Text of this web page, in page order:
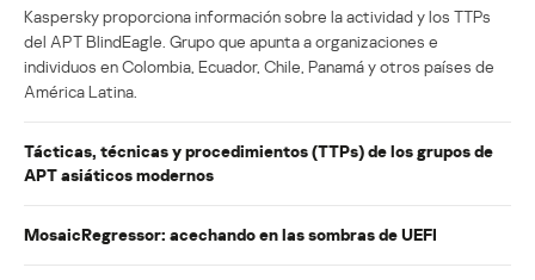
Kaspersky proporciona información sobre la actividad y los TTPs
del APT BlindEagle. Grupo que apunta a organizaciones e
individuos en Colombia, Ecuador, Chile, Panamá y otros países de
América Latina.
Tácticas, técnicas y procedimientos (TTPs) de los grupos de
APT asiáticos modernos
MosaicRegressor: acechando en las sombras de UEFI